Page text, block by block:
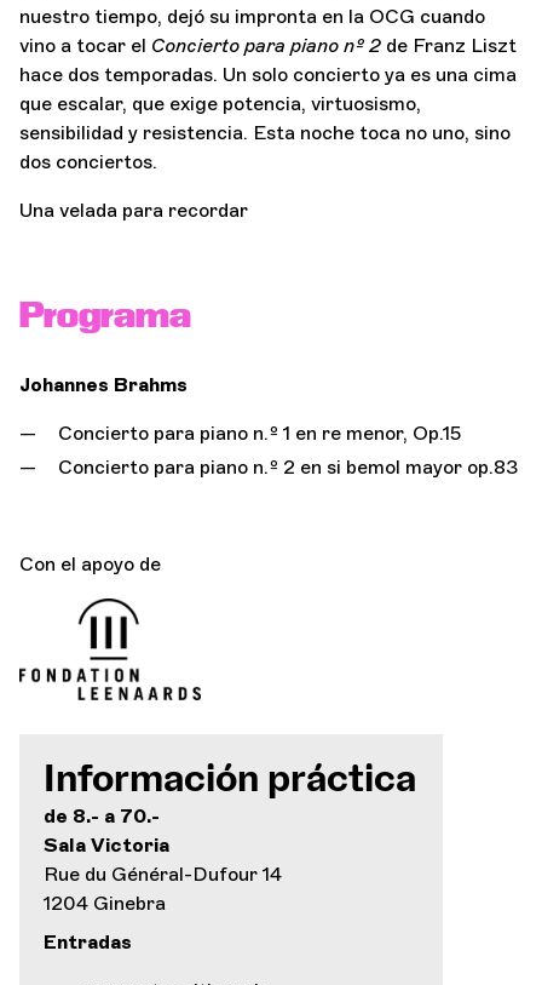
nuestro tiempo, dejó su impronta en la OCG cuando
vino a tocar el Concierto para piano nº 2 de Franz Liszt
hace dos temporadas. Un solo concierto ya es una cima
que escalar, que exige potencia, virtuosismo,
sensibilidad y resistencia. Esta noche toca no uno, sino
dos conciertos.
Una velada para recordar
Programa
Johannes Brahms
Concierto para piano n.º 1 en re menor, Op.15
Concierto para piano n.º 2 en si bemol mayor op.83
Con el apoyo de
Información práctica
de 8.- a 70.-
Sala Victoria
Rue du Général-Dufour 14
1204 Ginebra
Entradas